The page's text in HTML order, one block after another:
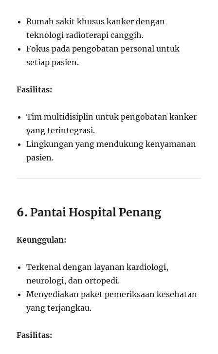
Rumah sakit khusus kanker dengan
teknologi radioterapi canggih.
Fokus pada pengobatan personal untuk
setiap pasien.
Fasilitas:
Tim multidisiplin untuk pengobatan kanker
yang terintegrasi.
Lingkungan yang mendukung kenyamanan
pasien.
6. Pantai Hospital Penang
Keunggulan:
Terkenal dengan layanan kardiologi,
neurologi, dan ortopedi.
Menyediakan paket pemeriksaan kesehatan
yang terjangkau.
Fasilitas: